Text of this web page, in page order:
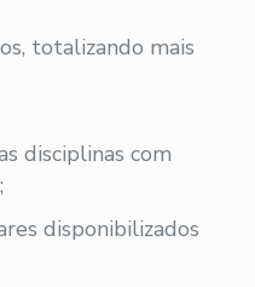
totalizando mais
disciplinas com
disponibilizados